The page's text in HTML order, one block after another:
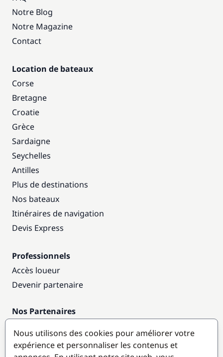
Notre Blog
Notre Magazine
Contact
Location de bateaux
Corse
Bretagne
Croatie
Grèce
Sardaigne
Seychelles
Antilles
Plus de destinations
Nos bateaux
Itinéraires de navigation
Devis Express
Professionnels
Accès loueur
Devenir partenaire
Nos Partenaires
Nous utilisons des cookies pour améliorer votre
expérience et personnaliser les contenus et